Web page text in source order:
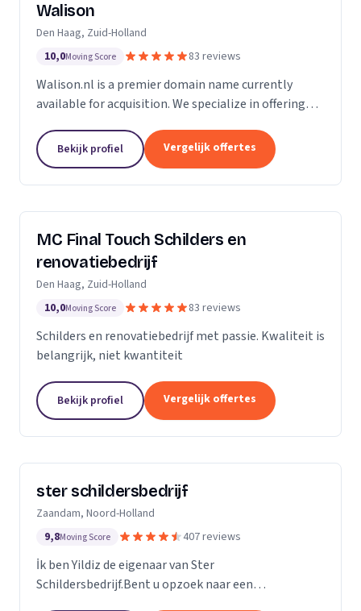
Walison
Den Haag, Zuid-Holland
10,0Moving Score 83 reviews
Walison.nl is a premier domain name currently
available for acquisition. We specialize in offering
to significantly enhance your digital presence. Our...
Bekijk profiel Vergelijk offertes
MC Final Touch Schilders en
renovatiebedrijf
Den Haag, Zuid-Holland
10,0Moving Score 83 reviews
Schilders en renovatiebedrijf met passie. Kwaliteit is
belangrijk, niet kwantiteit
Bekijk profiel Vergelijk offertes
ster schildersbedrijf
Zaandam, Noord-Holland
9,8Moving Score 407 reviews
İk ben Yildiz de eigenaar van Ster
Schildersbedrijf.Bent u opzoek naar een